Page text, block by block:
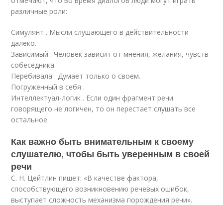
различные роли:
Симулянт . Мысли слушающего в действительности
далеко.
Зависимый . Человек зависит от мнения, желания, чувств
собеседника.
Перебивала . Думает только о своем.
Погруженный в себя .
Интеллектуал-логик . Если один фрагмент речи
говорящего не логичен, то он перестает слушать все
остальное.
Как важно быть внимательным к своему
слушателю, чтобы быть уверенным в своей
речи
С. Н. Цейтлин пишет: «В качестве фактора,
способствующего возникновению речевых ошибок,
выступает сложность механизма порождения речи».